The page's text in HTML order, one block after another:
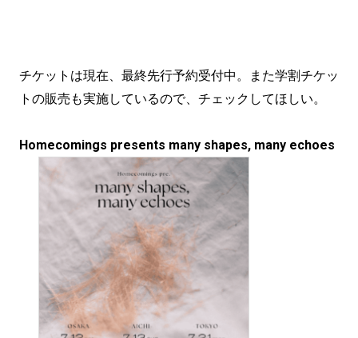
チケットは現在、最終先行予約受付中。また学割チケッ
トの販売も実施しているので、チェックしてほしい。
Homecomings presents many shapes, many echoes